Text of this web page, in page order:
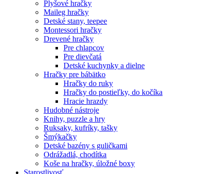
Plyšové hračky
Maileg hračky
Detské stany, teepee
Montessori hračky
Drevené hračky
Pre chlapcov
Pre dievčatá
Detské kuchynky a dielne
Hračky pre bábätko
Hračky do ruky
Hračky do postieľky, do kočíka
Hracie hrazdy
Hudobné nástroje
Knihy, puzzle a hry
Ruksaky, kufríky, tašky
Šmýkačky
Detské bazény s guličkami
Odrážadlá, chodítka
Koše na hračky, úložné boxy
Starostlivosť